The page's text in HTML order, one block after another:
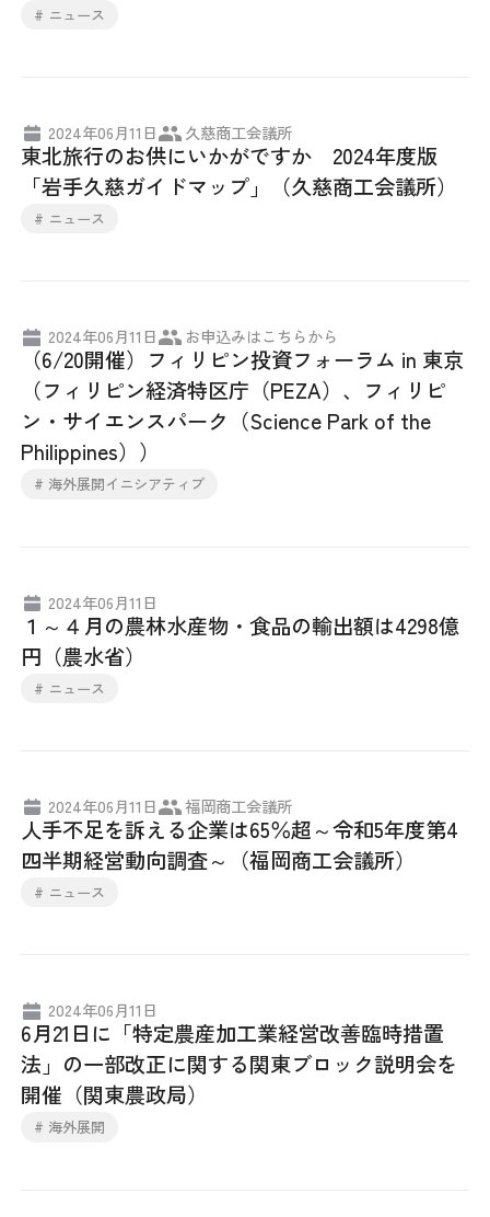
# ニュース
2024年06月11日 久慈商工会議所
東北旅行のお供にいかがですか 2024年度版
「岩手久慈ガイドマップ」（久慈商工会議所）
# ニュース
2024年06月11日 お申込みはこちらから
（6/20開催）フィリピン投資フォーラム in 東京
（フィリピン経済特区庁（PEZA）、フィリピ
ン・サイエンスパーク（Science Park of the
Philippines））
# 海外展開イニシアティブ
2024年06月11日
１～４月の農林水産物・食品の輸出額は4298億
円（農水省）
# ニュース
2024年06月11日 福岡商工会議所
人手不足を訴える企業は65％超～令和5年度第4
四半期経営動向調査～（福岡商工会議所）
# ニュース
2024年06月11日
6月21日に「特定農産加工業経営改善臨時措置
法」の一部改正に関する関東ブロック説明会を
開催（関東農政局）
# 海外展開